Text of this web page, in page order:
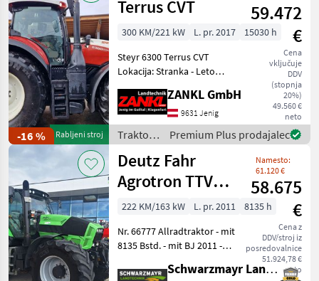
-16 % Rabljeni stroj
Terrus CVT
59.472
€
Cena
vključuje
DDV
(stopnja
20%)
49.560 €
neto
300 KM/221 kW L. pr. 2017
15030 h
Steyr 6300 Terrus CVT
Lokacija: Stranka - Leto
obratovalnih ur - še
menjava! - 300 KM +
pospešek - Kabina s
klimatsko napravo in
ZANKL GmbH
9631 Jenig
Traktor /
Steyr
Premium Plus prodajalec
Deutz Fahr
Agrotron TTV
630
Namesto:
61.120 €
58.675
€
Cena z
DDV/stroj iz
posredovalnice
51.924,78 €
neto
222 KM/163 kW L. pr. 2011
8135 h
Nr. 66777 Allradtraktor - mit
8135 Bstd. - mit BJ 2011 -
540/540E/1000/1000E - mit
Schwarzmayr Landtechnik GmbH - Aurolzmünster